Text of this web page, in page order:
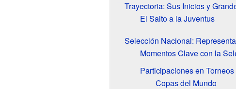
Trayectoria: Sus Inicios y
El Salto a la Juventus
Selección Nacional:
Momentos Clave con la
Participaciones en
Copas del Mundo